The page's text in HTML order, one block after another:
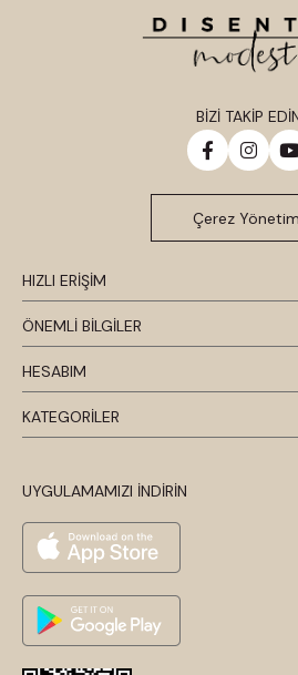
HIZLI ERİŞİM
ÖNEMLİ BİLGİLER
HESABIM
KATEGORİLER
UYGULAMAMIZI İNDİRİN
BİZİ TAKİP
Çerez